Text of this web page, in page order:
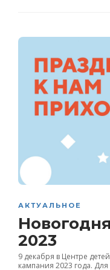
АКТУАЛЬНОЕ
2023
9 декабря в Центре
кампания 2023 года.